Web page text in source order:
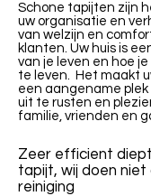
Schone tapijten zijn
uw organisatie en
van welzijn en
klanten. Uw huis is
van je leven en hoe
te leven. Het maakt
een aangename
uit te rusten en
familie, vrienden en
Zeer efficient
tapijt, wij doen niet
reiniging